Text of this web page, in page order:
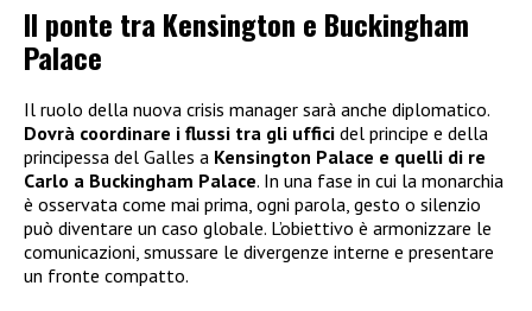
Il ponte tra Kensington e Buckingham
Palace
Il ruolo della nuova crisis manager sarà anche diplomatico.
Dovrà coordinare i flussi tra gli uffici del principe e della
principessa del Galles a Kensington Palace e quelli di re
Carlo a Buckingham Palace. In una fase in cui la monarchia
è osservata come mai prima, ogni parola, gesto o silenzio
può diventare un caso globale. L’obiettivo è armonizzare le
comunicazioni, smussare le divergenze interne e presentare
un fronte compatto.